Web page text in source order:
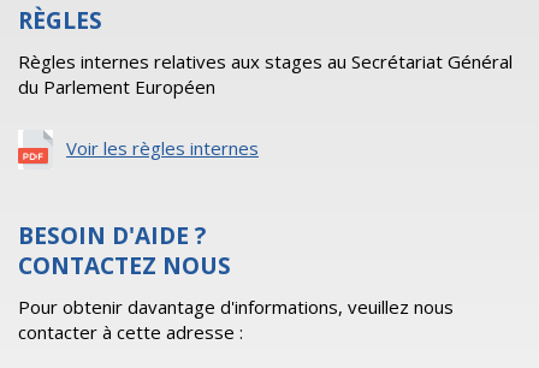
RÈGLES
Règles internes relatives aux stages au Secrétariat Général
du Parlement Européen
Voir les règles internes
BESOIN D'AIDE ?
CONTACTEZ NOUS
Pour obtenir davantage d'informations, veuillez nous
contacter à cette adresse :